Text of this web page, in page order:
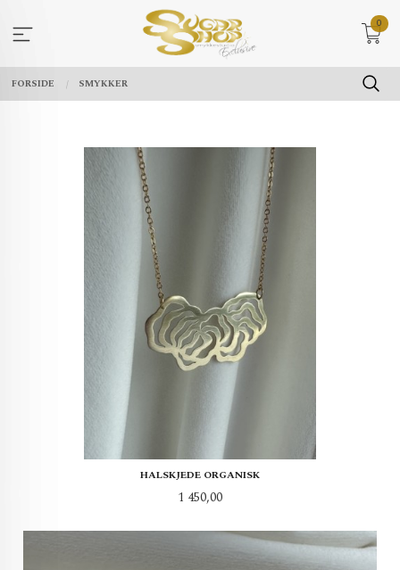
innholdet
0
FORSIDE SMYKKER
HALSKJEDE ORGANISK
Pris
1 450,00